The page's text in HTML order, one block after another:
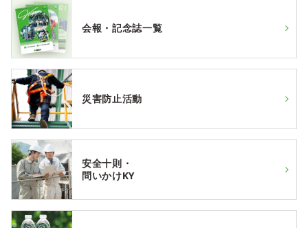
会報・記念誌一覧
災害防止活動
安全十則・
問いかけKY